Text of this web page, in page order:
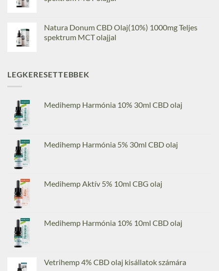
Natura Donum CBD Olaj(10%) 1000mg Teljes
spektrum MCT olajjal
LEGKERESETTEBBEK
Medihemp Harmónia 10% 30ml CBD olaj
Medihemp Harmónia 5% 30ml CBD olaj
Medihemp Aktív 5% 10ml CBG olaj
Medihemp Harmónia 10% 10ml CBD olaj
Vetrihemp 4% CBD olaj kisállatok számára